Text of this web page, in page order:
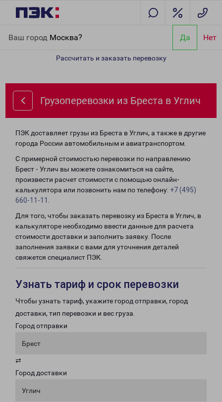
Ваш город Москва? Да Нет
Рассчитать и заказать перевозку
Грузоперевозки из Бреста в Углич
ПЭК доставляет грузы из Бреста в Углич, а также в другие
города России автомобильным и авиатранспортом.
С примерной стоимостью перевозки по направлению
Брест - Углич вы можете ознакомиться на сайте,
произвести расчет стоимости с помощью онлайн-
калькулятора или позвонить нам по телефону: +7 (495)
660-11-11
Для того, чтобы заказать перевозку из Бреста в Углич, в
калькуляторе необходимо ввести данные для расчета
стоимости доставки и заполнить заявку. После
заполнения заявки с вами для уточнения деталей
свяжется специалист ПЭК.
Узнать тариф и срок перевозки
Чтобы узнать тариф, укажите город отправки, город
доставки, тип перевозки и вес груза.
Город отправки
Брест
⇄
Город доставки
Углич